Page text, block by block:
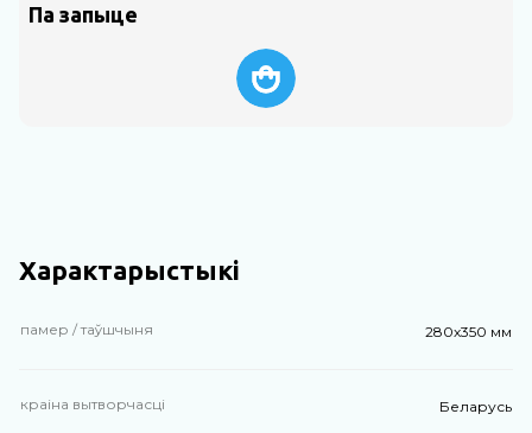
Па запыце
Характарыстыкі
памер / таўшчыня 280х350 мм
краіна вытворчасці Беларусь